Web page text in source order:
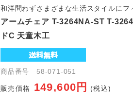
和洋問わずさまざまな生活スタイルにフ
アームチェア T-3264NA-ST T-
ドC 天童木工
商品番号 58-071-051
販売価格 149,600円 (税込)